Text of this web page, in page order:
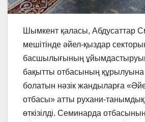
Шымкент қаласы, Абдусаттар
мешітінде әйел-қыздар
басшылығының
бақытты отбасының құрылуына
болатын нәзік жандыларға
отбасы» атты рухани-
өткізілді. Семинарда отбасының